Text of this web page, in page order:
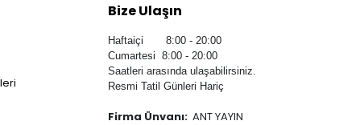
Bize Ulaşın
Haftaiçi 8:00 - 20:00
Cumartesi 8:00 - 20:00
Saatleri arasında ulaşabilirsiniz.
Resmi Tatil Günleri Hariç
Firma Ünvanı: ANT YAYIN